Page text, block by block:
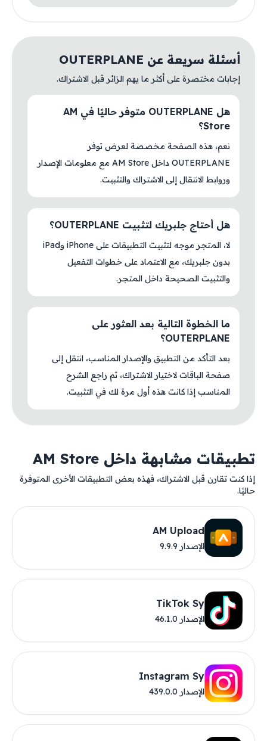
أسئلة سريعة عن OUTERPLANE
إجابات مختصرة على أكثر ما يهم الزائر قبل الاشتراك.
هل OUTERPLANE متوفر حاليًا في AM
Store؟
نعم، هذه الصفحة مخصصة لعرض توفر
OUTERPLANE داخل AM Store مع معلومات الإصدار
وروابط الانتقال إلى الاشتراك والتثبيت.
هل أحتاج جلبريك لتثبيت OUTERPLANE؟
لا، المتجر موجه لتثبيت التطبيقات على iPhone وiPad
بدون جلبريك، مع الاعتماد على خطوات التفعيل
والتثبيت الصحيحة داخل المتجر.
ما الخطوة التالية بعد العثور على
OUTERPLANE؟
بعد التأكد من التطبيق والإصدار المناسب، انتقل إلى
صفحة الباقات لاختيار الاشتراك، ثم راجع الشرح
المناسب إذا كانت هذه أول مرة لك في التثبيت.
تطبيقات مشابهة داخل AM Store
إذا كنت تقارن قبل الاشتراك، فهذه بعض التطبيقات الأخرى المتوفرة
حاليًا.
AM Upload
الإصدار 9.9.9
TikTok Sy
الإصدار 46.1.0
Instagram Sy
الإصدار 439.0.0